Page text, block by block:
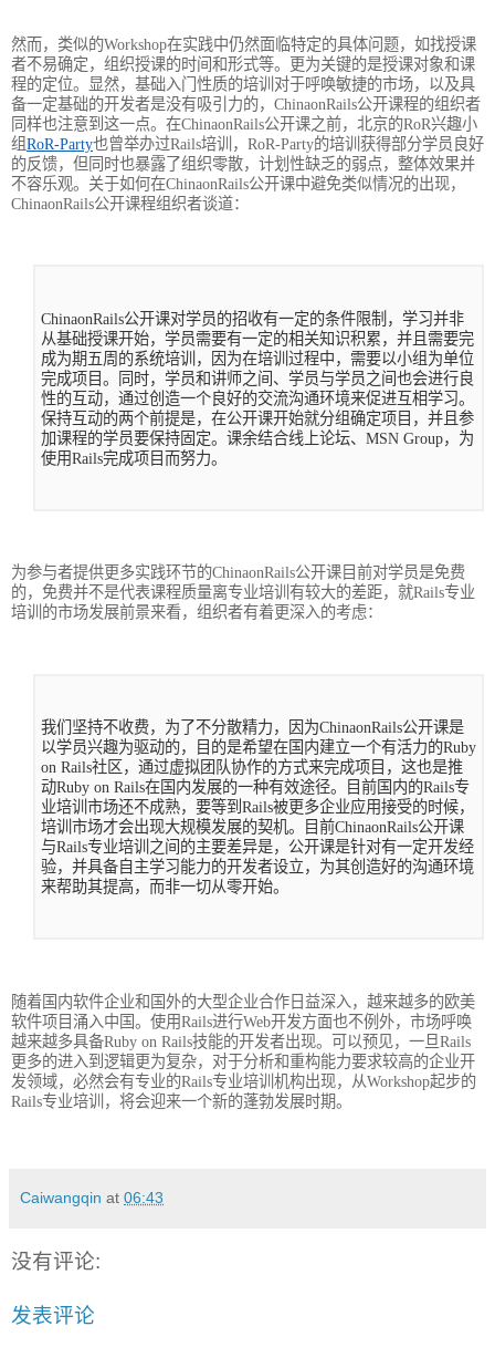
然而，类似的Workshop在实践中仍然面临特定的具体问题，如找授课
者不易确定，组织授课的时间和形式等。更为关键的是授课对象和课
程的定位。显然，基础入门性质的培训对于呼唤敏捷的市场，以及具
备一定基础的开发者是没有吸引力的，ChinaonRails公开课程的组织者
同样也注意到这一点。在ChinaonRails公开课之前，北京的RoR兴趣小
组RoR-Party也曾举办过Rails培训，RoR-Party的培训获得部分学员良好
的反馈，但同时也暴露了组织零散，计划性缺乏的弱点，整体效果并
不容乐观。关于如何在ChinaonRails公开课中避免类似情况的出现，
ChinaonRails公开课程组织者谈道：
ChinaonRails公开课对学员的招收有一定的条件限制，学习并非
从基础授课开始，学员需要有一定的相关知识积累，并且需要完
成为期五周的系统培训，因为在培训过程中，需要以小组为单位
完成项目。同时，学员和讲师之间、学员与学员之间也会进行良
性的互动，通过创造一个良好的交流沟通环境来促进互相学习。
保持互动的两个前提是，在公开课开始就分组确定项目，并且参
加课程的学员要保持固定。课余结合线上论坛、MSN Group，为
使用Rails完成项目而努力。
为参与者提供更多实践环节的ChinaonRails公开课目前对学员是免费
的，免费并不是代表课程质量离专业培训有较大的差距，就Rails专业
培训的市场发展前景来看，组织者有着更深入的考虑：
我们坚持不收费，为了不分散精力，因为ChinaonRails公开课是
以学员兴趣为驱动的，目的是希望在国内建立一个有活力的Ruby
on Rails社区，通过虚拟团队协作的方式来完成项目，这也是推
动Ruby on Rails在国内发展的一种有效途径。目前国内的Rails专
业培训市场还不成熟，要等到Rails被更多企业应用接受的时候，
培训市场才会出现大规模发展的契机。目前ChinaonRails公开课
与Rails专业培训之间的主要差异是，公开课是针对有一定开发经
验，并具备自主学习能力的开发者设立，为其创造好的沟通环境
来帮助其提高，而非一切从零开始。
随着国内软件企业和国外的大型企业合作日益深入，越来越多的欧美
软件项目涌入中国。使用Rails进行Web开发方面也不例外，市场呼唤
越来越多具备Ruby on Rails技能的开发者出现。可以预见，一旦Rails
更多的进入到逻辑更为复杂，对于分析和重构能力要求较高的企业开
发领域，必然会有专业的Rails专业培训机构出现，从Workshop起步的
Rails专业培训，将会迎来一个新的蓬勃发展时期。
Caiwangqin at 06:43
没有评论:
发表评论